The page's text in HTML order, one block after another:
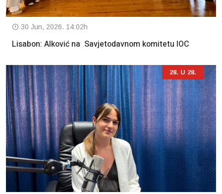
30 Jun, 2026. 14:02h
Lisabon: Alković na Savjetodavnom komitetu IOC
28. U 28.